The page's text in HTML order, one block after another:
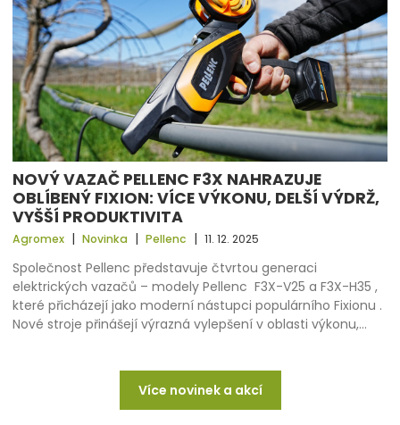
NOVÝ VAZAČ PELLENC F3X NAHRAZUJE
OBLÍBENÝ FIXION: VÍCE VÝKONU, DELŠÍ VÝDRŽ,
VYŠŠÍ PRODUKTIVITA
Agromex | Novinka | Pellenc | 11. 12. 2025
Společnost Pellenc představuje čtvrtou generaci
elektrických vazačů – modely Pellenc F3X-V25 a F3X-H35 ,
které přicházejí jako moderní nástupci populárního Fixionu .
Nové stroje přinášejí výrazná vylepšení v oblasti výkonu,…
Více novinek a akcí